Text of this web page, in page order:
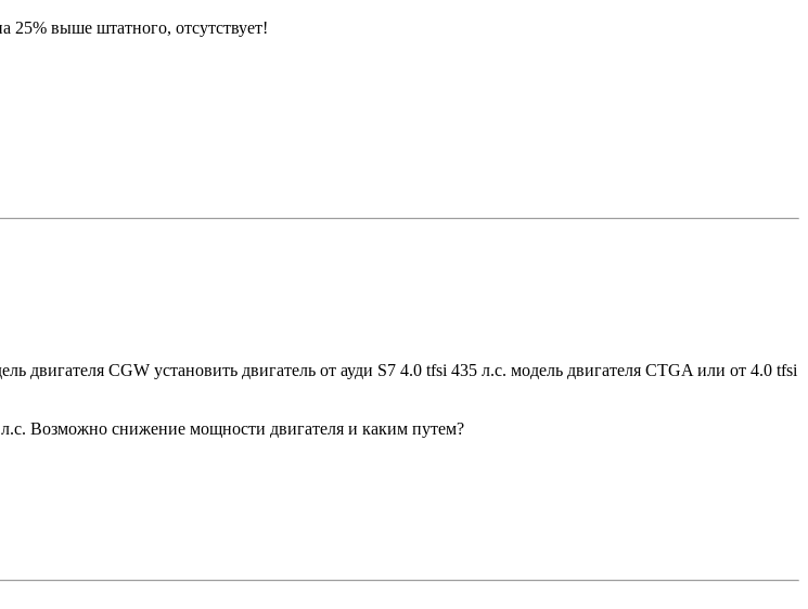
25% выше штатного, отсутствует!
двигателя CGW установить двигатель от ауди S7 4.0 tfsi 435 л.с. модель двигателя CTGA или от 4.0 tfsi
Возможно снижение мощности двигателя и каким путем?